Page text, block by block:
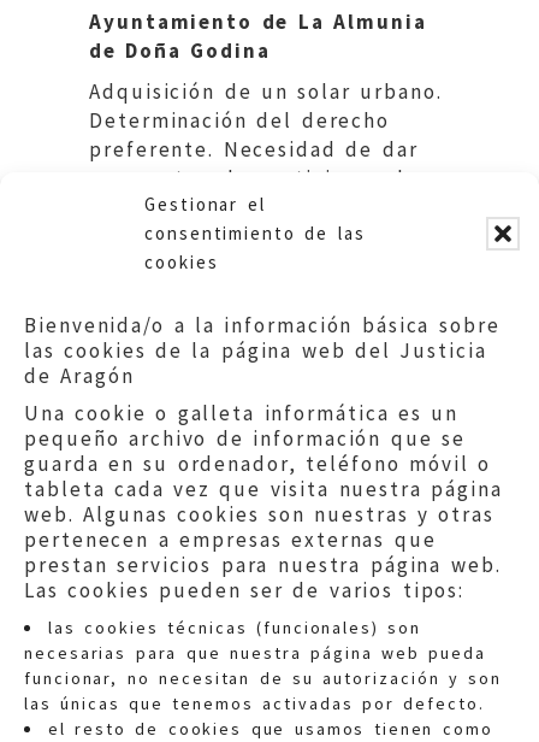
Gestionar el
consentimiento de las
cookies
Bienvenida/o a la información básica sobre
las cookies de la página web del Justicia
de Aragón
Una cookie o galleta informática es un
pequeño archivo de información que se
guarda en su ordenador, teléfono móvil o
tableta cada vez que visita nuestra página
web. Algunas cookies son nuestras y otras
pertenecen a empresas externas que
prestan servicios para nuestra página web.
Las cookies pueden ser de varios tipos:
las cookies técnicas (funcionales) son
necesarias para que nuestra página web pueda
funcionar, no necesitan de su autorización y son
las únicas que tenemos activadas por defecto.
el resto de cookies que usamos tienen como
Ayuntamiento de La Almunia
de Doña Godina
Adquisición de un solar urbano.
Determinación del derecho
preferente. Necesidad de dar
respuesta a las peticiones de
los interesados.
Quejas:quejas@eljusticiadearagon.es